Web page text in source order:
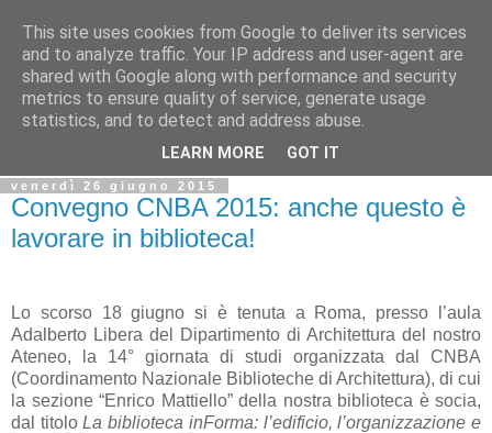
Biblio@rti in
Il Blog della Biblioteca di Area delle arti per condividere
informazioni iniziative incontri
venerdì 26 giugno 2015
Convegno CNBA 2015: anche questo è
lavorare in biblioteca!
Lo scorso 18 giugno si è tenuta a Roma, presso l’aula
Adalberto Libera del Dipartimento di Architettura del nostro
Ateneo, la 14° giornata di studi organizzata dal CNBA
(Coordinamento Nazionale Biblioteche di Architettura), di cui
la sezione “Enrico Mattiello” della nostra biblioteca è socia,
dal titoloLa biblioteca inForma: l’edificio, l’organizzazione e
This site uses cookies from Google to deliver its services
and to analyze traffic. Your IP address and user-agent are
shared with Google along with performance and security
metrics to ensure quality of service, generate usage
statistics, and to detect and address abuse.
LEARN MORE GOT IT